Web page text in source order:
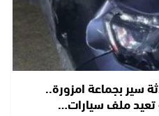
سير بجماعة امزورة..
ملف سيارات…